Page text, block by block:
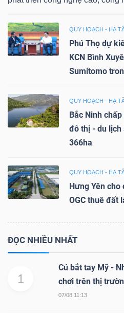
QUY HOẠCH - HẠ
Phú Thọ dự
KCN Bình
Sumitomo
QUY HOẠCH - HẠ
Bắc Ninh
đô thị - du lịch
366ha
QUY HOẠCH - HẠ
Hưng Yên
OGC thuê đất
ĐỌC NHIỀU NHẤT
1
Cú bắt tay Mỹ -
chơi trên thị
07/08 11:13